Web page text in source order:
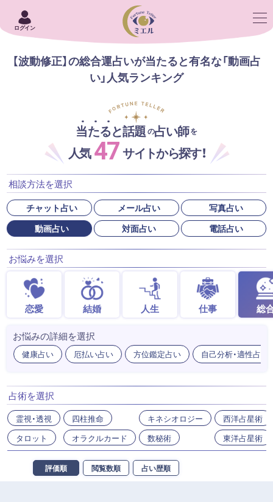
ログイン
【波動修正】の総合運占いが当たると有名な「動画占
い」人気ランキング
当たると話題の占い師を
人気47サイトから探す！
相談方法を選択
チャット占い メール占い
写真占い
動画占い
対面占い 電話占い
お悩みを選択
恋愛 結婚 人生 仕事 総
お悩みの詳細を選択
健康占い 厄払い占い 方位鑑定占い 自己分析・適性占い
占術を選択
霊視・透視
タロット
四柱推命
オラクルカード
キネシオロジー
数秘術
西洋占星術
東洋占星術
評価順 閲覧数順 占い歴順